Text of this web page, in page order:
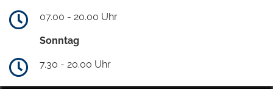
07.00 - 20.00 Uhr
Sonntag
7.30 - 20.00 Uhr